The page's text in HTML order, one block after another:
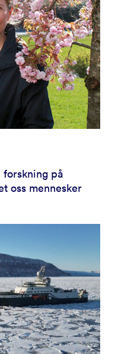
forskning på
oss mennesker